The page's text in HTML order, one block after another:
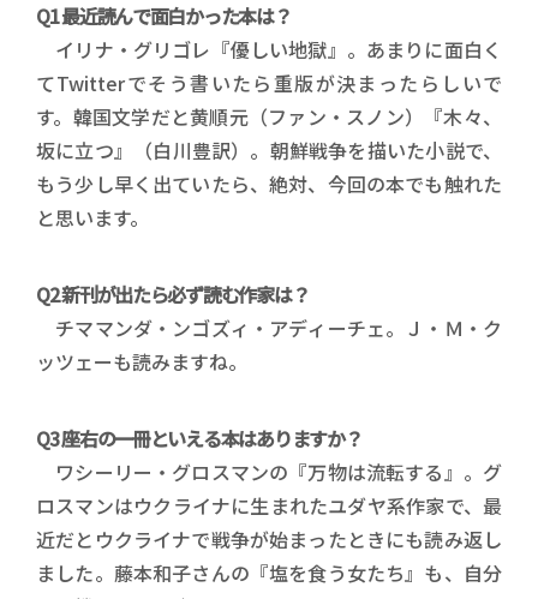
Q1 最近読んで面白かった本は？
イリナ・グリゴレ『優しい地獄』。あまりに面白く
てTwitterでそう書いたら重版が決まったらしいで
す。韓国文学だと黄順元（ファン・スノン）『木々、
坂に立つ』（白川豊訳）。朝鮮戦争を描いた小説で、
もう少し早く出ていたら、絶対、今回の本でも触れた
と思います。
Q2 新刊が出たら必ず読む作家は？
チママンダ・ンゴズィ・アディーチェ。Ｊ・Ｍ・ク
ッツェーも読みますね。
Q3 座右の一冊といえる本はありますか？
ワシーリー・グロスマンの『万物は流転する』。グ
ロスマンはウクライナに生まれたユダヤ系作家で、最
近だとウクライナで戦争が始まったときにも読み返し
ました。藤本和子さんの『塩を食う女たち』も、自分